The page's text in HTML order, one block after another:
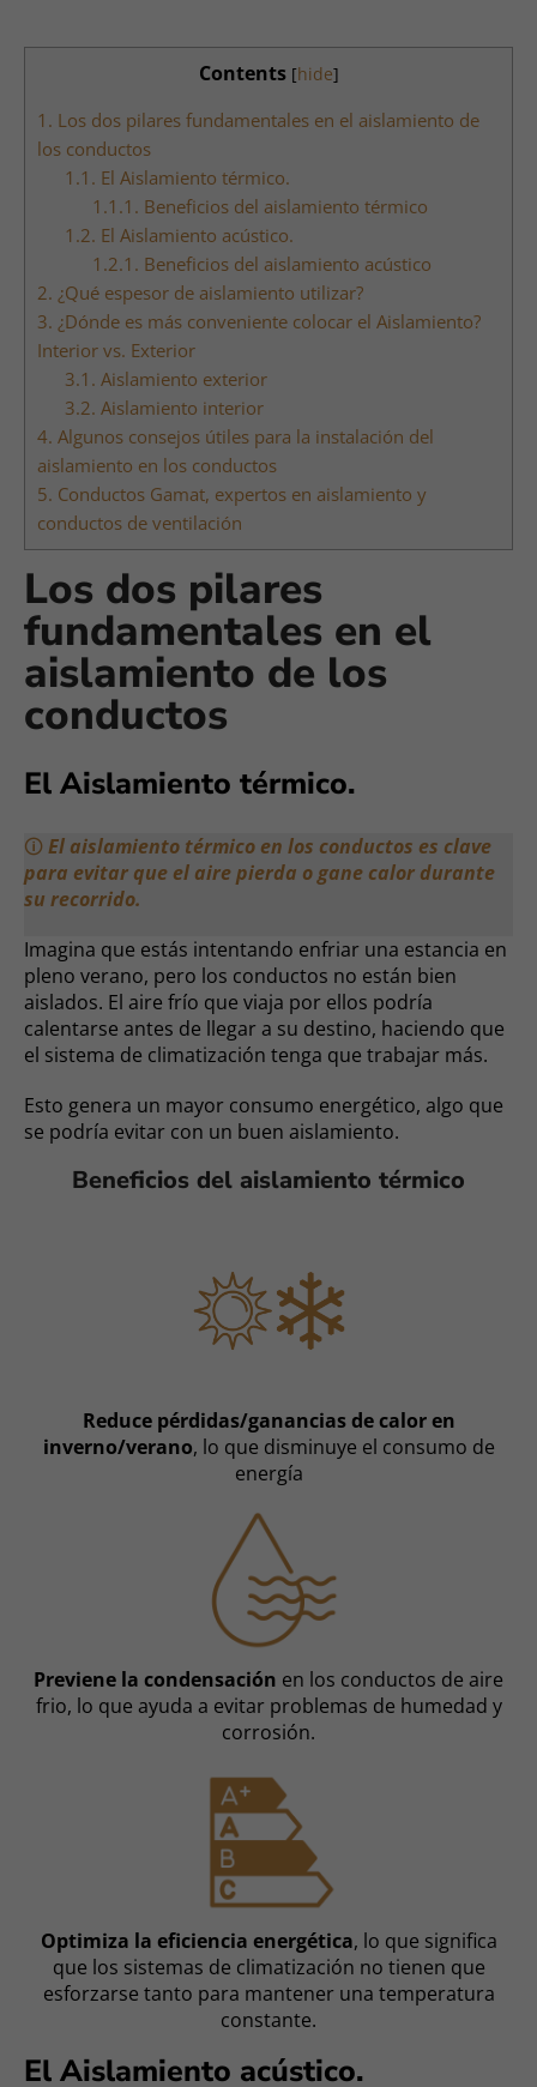
Contents [hide]
1. Los dos pilares fundamentales en el aislamiento de
los conductos
1.1. El Aislamiento térmico.
1.1.1. Beneficios del aislamiento térmico
1.2. El Aislamiento acústico.
1.2.1. Beneficios del aislamiento acústico
2. ¿Qué espesor de aislamiento utilizar?
3. ¿Dónde es más conveniente colocar el Aislamiento?
Interior vs. Exterior
3.1. Aislamiento exterior
3.2. Aislamiento interior
4. Algunos consejos útiles para la instalación del
aislamiento en los conductos
5. Conductos Gamat, expertos en aislamiento y
conductos de ventilación
Los dos pilares
fundamentales en el
aislamiento de los
conductos
El Aislamiento térmico.
🛈El aislamiento térmico en los conductos es clave
para evitar que el aire pierda o gane calor durante
su recorrido.
Imagina que estás intentando enfriar una estancia en
pleno verano, pero los conductos no están bien
aislados. El aire frío que viaja por ellos podría
calentarse antes de llegar a su destino, haciendo que
el sistema de climatización tenga que trabajar más.
Esto genera un mayor consumo energético, algo que
se podría evitar con un buen aislamiento.
Beneficios del aislamiento térmico
Reduce pérdidas/ganancias de calor en
inverno/verano, lo que disminuye el consumo de
energía
Previene la condensación en los conductos de aire
frio, lo que ayuda a evitar problemas de humedad y
corrosión.
Optimiza la eficiencia energética, lo que significa
que los sistemas de climatización no tienen que
esforzarse tanto para mantener una temperatura
constante.
El Aislamiento acústico.